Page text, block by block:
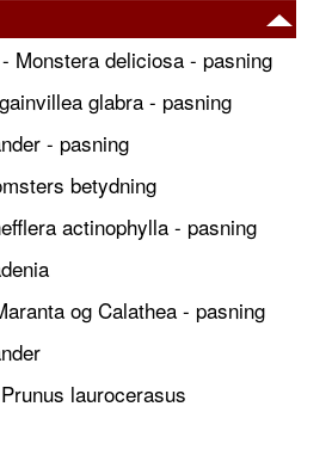
Monstera deliciosa - pasning
glabra - pasning
- pasning
betydning
actinophylla - pasning
og Calathea - pasning
laurocerasus